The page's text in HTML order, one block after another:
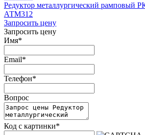
Редуктор металлургический рамповый
АТМ312
Запросить цену
Запросить цену
Имя*
Email*
Телефон*
Вопрос
Код с картинки*